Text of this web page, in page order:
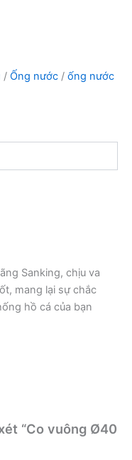
/ Ống nước / ống nước
Sanking, chịu va
mang lại sự chắc
hồ cá của bạn
“Co vuông Ø40